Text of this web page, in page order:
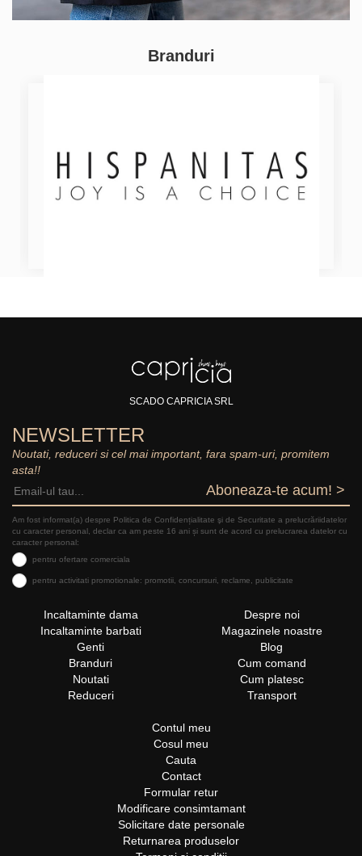
Branduri
SCADO CAPRICIA SRL
NEWSLETTER
Noutati, reduceri si cel mai important, fara spam-uri, promitem
asta!!
Aboneaza-te acum! >
Am fost informat(a) despre Politica de Confidențialitate şi de Securitate a prelucrăriidatelor
cu caracter personal, declar ca am peste 16 ani și sunt de acord cu prelucrarea datelor cu
caracter personal:
pentru ofertare comerciala
pentru activitati promotionale: promotii, concursuri, reclame, publicitate
Incaltaminte dama
Incaltaminte barbati
Genti
Branduri
Noutati
Reduceri
Despre noi
Magazinele noastre
Blog
Cum comand
Cum platesc
Transport
Contul meu
Cosul meu
Cauta
Contact
Formular retur
Modificare consimtamant
Solicitare date personale
Returnarea produselor